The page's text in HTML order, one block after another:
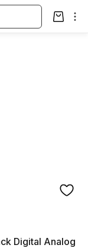
Digital Analog